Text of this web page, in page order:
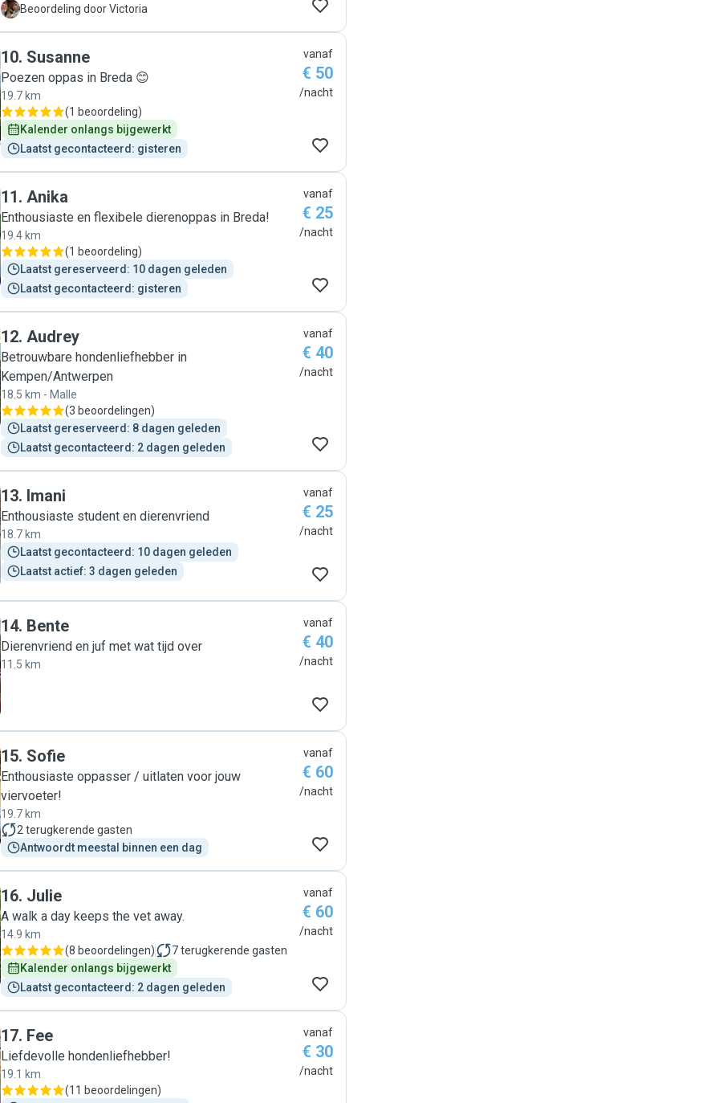
directions we left relating to our dogs needs perfectly and
rescue dog through a thunderstorm which is no easy task.
We returned to a clean home and happy dogs. I’ll definitely
ask Kiara to help care for our pups again! "
V Beoordeling door Victoria
10. Susanne
Poezen oppas in Breda 😊
19.7 km
(1 beoordeling)
Kalender onlangs bijgewerkt
Laatst gecontacteerd: gisteren
vanaf
€ 50
/nacht
11. Anika
Enthousiaste en flexibele dierenoppas in Breda!
19.4 km
(1 beoordeling)
Laatst gereserveerd: 10 dagen geleden
Laatst gecontacteerd: gisteren
vanaf
€ 25
/nacht
12. Audrey
Betrouwbare hondenliefhebber in
Kempen/Antwerpen
18.5 km - Malle
(3 beoordelingen)
Laatst gereserveerd: 8 dagen geleden
Laatst gecontacteerd: 2 dagen geleden
vanaf
€ 40
/nacht
13. Imani
Enthousiaste student en dierenvriend
18.7 km
Laatst gecontacteerd: 10 dagen geleden
Laatst actief: 3 dagen geleden
vanaf
€ 25
/nacht
14. Bente
Dierenvriend en juf met wat tijd over
11.5 km
vanaf
€ 40
/nacht
15. Sofie
Enthousiaste oppasser / uitlaten voor jouw
viervoeter!
19.7 km
2 terugkerende gasten
Antwoordt meestal binnen een dag
vanaf
€ 60
/nacht
16. Julie
A walk a day keeps the vet away.
14.9 km
(8 beoordelingen) 7terugkerende gasten
Kalender onlangs bijgewerkt
Laatst gecontacteerd: 2 dagen geleden
vanaf
€ 60
/nacht
17. Fee
Liefdevolle hondenliefhebber!
19.1 km
(11 beoordelingen)
vanaf
€ 30
/nacht